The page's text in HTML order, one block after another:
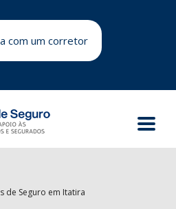
com um corretor
de Seguro em Itatira